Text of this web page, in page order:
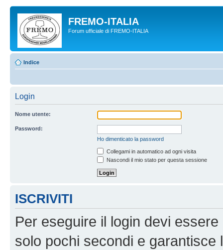
FREMO-ITALIA
Forum ufficiale di FREMO-ITALIA
Indice
Login
Nome utente:
Password:
Ho dimenticato la password
Collegami in automatico ad ogni visita
Nascondi il mio stato per questa sessione
ISCRIVITI
Per eseguire il login devi
solo pochi secondi e garantisce